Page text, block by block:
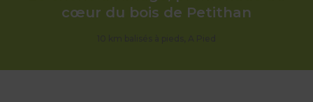
cœur du bois de Petithan